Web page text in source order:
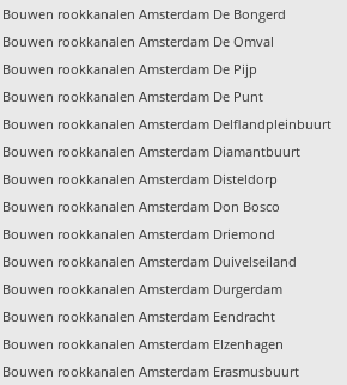
Bouwen rookkanalen Amsterdam De Bongerd
Bouwen rookkanalen Amsterdam De Omval
Bouwen rookkanalen Amsterdam De Pijp
Bouwen rookkanalen Amsterdam De Punt
Bouwen rookkanalen Amsterdam Delflandpleinbuurt
Bouwen rookkanalen Amsterdam Diamantbuurt
Bouwen rookkanalen Amsterdam Disteldorp
Bouwen rookkanalen Amsterdam Don Bosco
Bouwen rookkanalen Amsterdam Driemond
Bouwen rookkanalen Amsterdam Duivelseiland
Bouwen rookkanalen Amsterdam Durgerdam
Bouwen rookkanalen Amsterdam Eendracht
Bouwen rookkanalen Amsterdam Elzenhagen
Bouwen rookkanalen Amsterdam Erasmusbuurt